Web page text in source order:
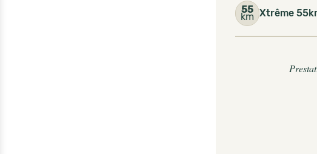
55
km Xtrême